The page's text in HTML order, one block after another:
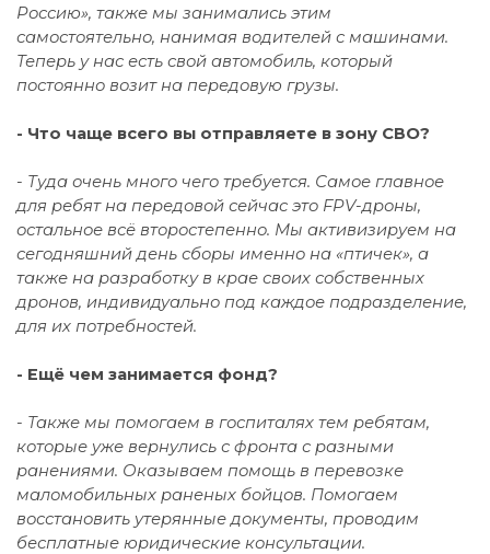
Россию», также мы занимались этим
самостоятельно, нанимая водителей с машинами.
Теперь у нас есть свой автомобиль, который
постоянно возит на передовую грузы.
- Что чаще всего вы отправляете в зону СВО?
- Туда очень много чего требуется. Самое главное
для ребят на передовой сейчас это FPV-дроны,
остальное всё второстепенно. Мы активизируем на
сегодняшний день сборы именно на «птичек», а
также на разработку в крае своих собственных
дронов, индивидуально под каждое подразделение,
для их потребностей.
- Ещё чем занимается фонд?
- Также мы помогаем в госпиталях тем ребятам,
которые уже вернулись с фронта с разными
ранениями. Оказываем помощь в перевозке
маломобильных раненых бойцов. Помогаем
восстановить утерянные документы, проводим
бесплатные юридические консультации.